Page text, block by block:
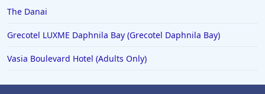
The Danai
Grecotel LUXME Daphnila Bay (Grecotel Daphnila Bay)
Vasia Boulevard Hotel (Adults Only)